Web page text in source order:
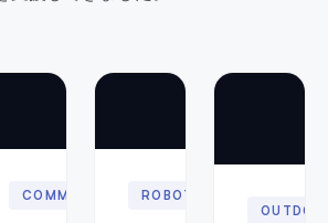
COMMERCIAL ROBOTICS